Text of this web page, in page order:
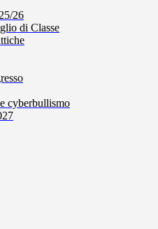
26
di Classe
cyberbullismo